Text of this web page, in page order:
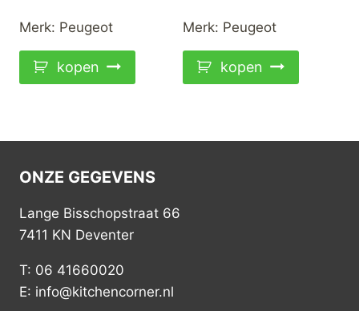
was:
€43,90.
is:
Merk: Peugeot
kopen
was:
€37,90.
is:
€28,95.
Merk: Peugeot
kopen
ONZE GEGEVENS
Lange Bisschopstraat 66
7411 KN Deventer
T: 06 41660020
E: info@kitchencorner.nl